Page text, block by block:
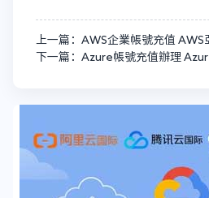
上一篇：AWS企業帳號充值
下一篇：Azure帳號充值辦理